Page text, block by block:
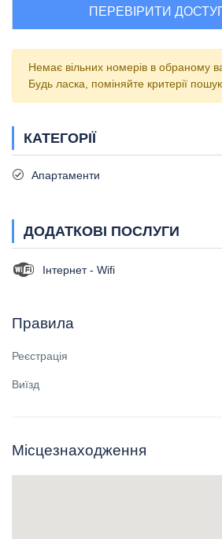
ПЕРЕВІРИТИ
Немає вільних номерів в обраному
Будь ласка, поміняйте критерії
КАТЕГОРІЇ
Апартаменти
ДОДАТКОВІ ПОСЛУГИ
Інтернет - Wifi
Правила
Реєстрація
Виїзд
Місцезнаходження